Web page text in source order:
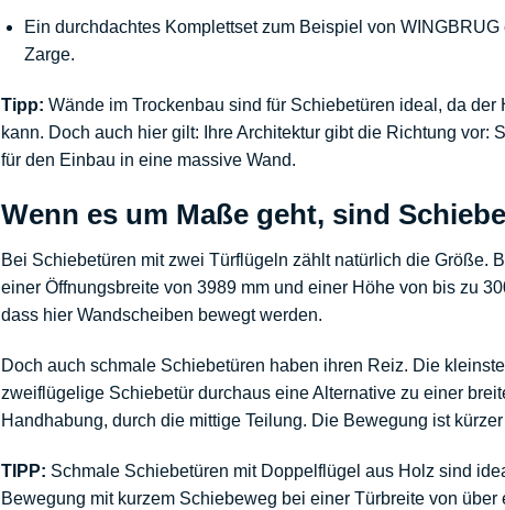
Ein durchdachtes Komplettset zum Beispiel von
Zarge.
Tipp: Wände im Trockenbau sind für Schiebetüren ideal, da
kann. Doch auch hier gilt: Ihre Architektur gibt die Richtung vor:
für den Einbau in eine massive Wand.
Wenn es um Maße geht, sind
Bei Schiebetüren mit zwei Türflügeln zählt natürlich die Größe.
einer Öffnungsbreite von 3989 mm und einer Höhe von bis zu
dass hier Wandscheiben bewegt werden.
Doch auch schmale Schiebetüren haben ihren Reiz. Die
zweiflügelige Schiebetür durchaus eine Alternative zu einer
Handhabung, durch die mittige Teilung. Die Bewegung ist
TIPP: Schmale Schiebetüren mit Doppelflügel aus Holz sind
Bewegung mit kurzem Schiebeweg bei einer Türbreite von